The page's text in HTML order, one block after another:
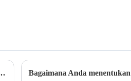
ruangan ketika menggunakan lampu tanam LED 1000W?